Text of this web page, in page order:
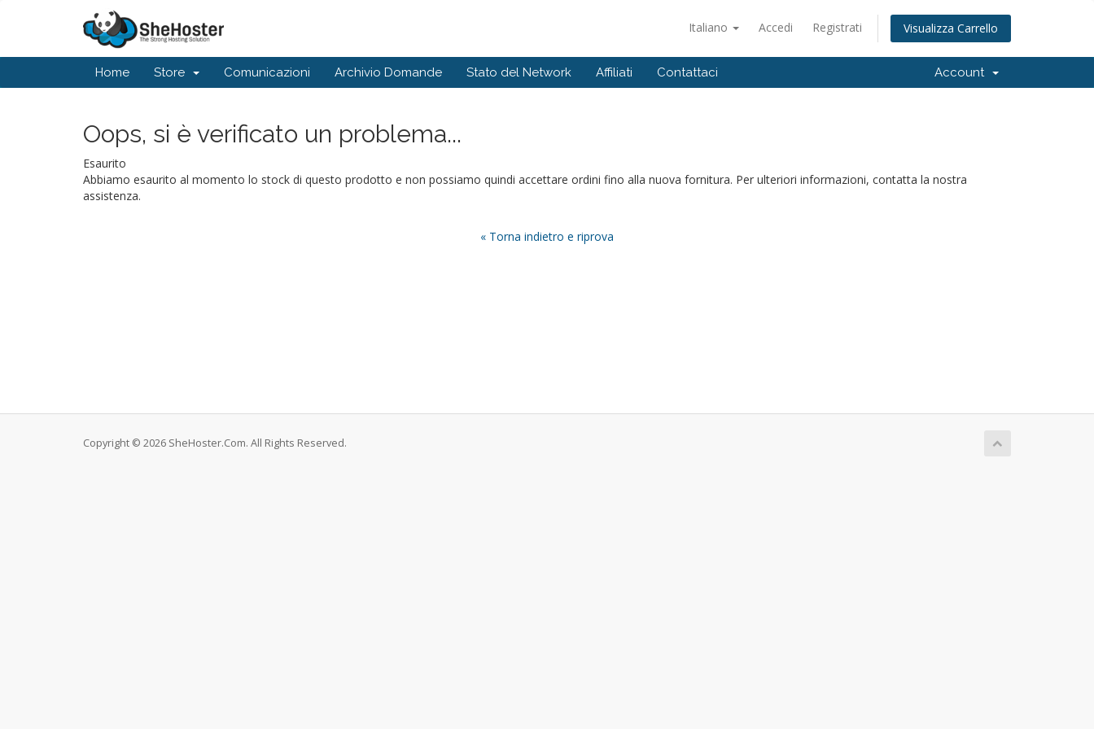
Italiano Accedi Registrati Visualizza Carrello
Home Store Comunicazioni Archivio Domande Stato del Network Affiliati Contattaci Account
Oops, si è verificato un problema...
Esaurito
Abbiamo esaurito al momento lo stock di questo prodotto e non possiamo quindi accettare ordini fino alla nuova fornitura. Per ulteriori informazioni, contatta la nostra
assistenza.
« Torna indietro e riprova
Copyright © 2026 SheHoster.Com. All Rights Reserved.